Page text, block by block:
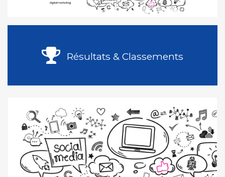
Résultats & Classements